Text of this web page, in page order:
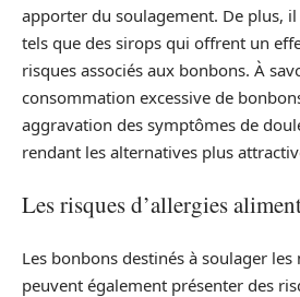
apporter du soulagement. De plus,
tels que des sirops qui offrent un
risques associés aux bonbons. À
consommation excessive de
aggravation des symptômes de
rendant les alternatives plus
Les risques d’allergies
Les bonbons destinés à soulager
peuvent également présenter des